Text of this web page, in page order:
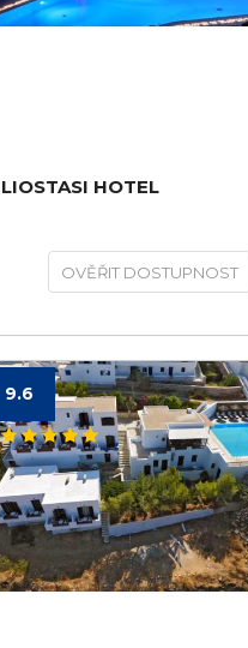
LIOSTASI HOTEL
OVĚŘIT DOSTUPNOST
9.6